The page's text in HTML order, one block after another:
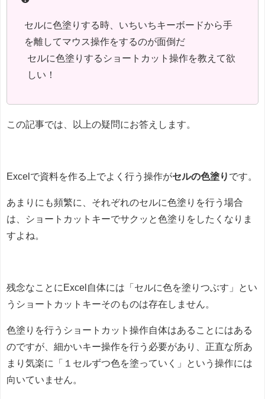
セルに色塗りする時、いちいちキーボードから手
を離してマウス操作をするのが面倒だ
セルに色塗りするショートカット操作を教えて欲
しい！
この記事では、以上の疑問にお答えします。
Excelで資料を作る上でよく行う操作がセルの色塗り です。
あまりにも頻繁に、それぞれのセルに色塗りを行う場合
は、ショートカットキーでサクッと色塗りをしたくなりま
すよね。
残念なことにExcel自体には「セルに色を塗りつぶす」とい
うショートカットキーそのものは存在しません。
色塗りを行うショートカット操作自体はあることにはある
のですが、細かいキー操作を行う必要があり、正直な所あ
まり気楽に「１セルずつ色を塗っていく」という操作には
向いていません。